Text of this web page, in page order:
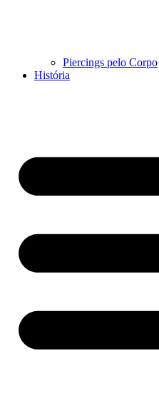
Piercings pelo Corpo
História